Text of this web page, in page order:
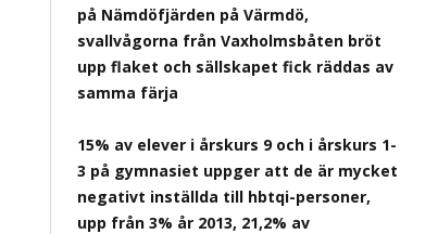
på Nämdöfjärden på Värmdö,
svallvågorna från Vaxholmsbåten bröt
upp flaket och sällskapet fick räddas av
samma färja
15% av elever i årskurs 9 och i årskurs 1-
3 på gymnasiet uppger att de är mycket
negativt inställda till hbtqi-personer,
upp från 3% år 2013, 21,2% av